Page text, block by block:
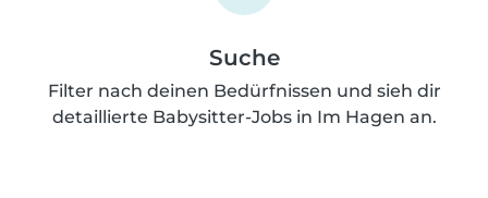
Suche
Filter nach deinen Bedürfnissen und sieh dir
detaillierte Babysitter-Jobs in Im Hagen an.